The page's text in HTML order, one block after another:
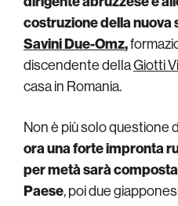
costruzione della nuova
Savini Due-Omz,
discendente dellaGiotti
casa in Romania.
Non è più solo questione
ora una forte impronta
per metà sarà
Paese, poi due